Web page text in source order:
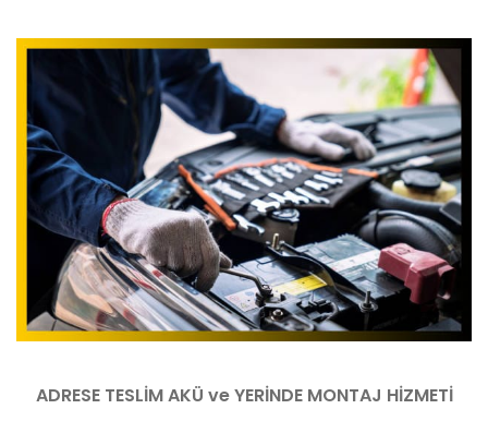
ADRESE TESLİM AKÜ ve YERİNDE MONTAJ HİZMETİ